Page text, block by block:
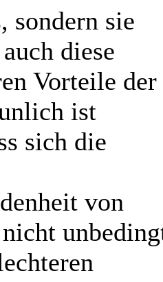
sondern sie
diese
Vorteile der
ist
sich die
von